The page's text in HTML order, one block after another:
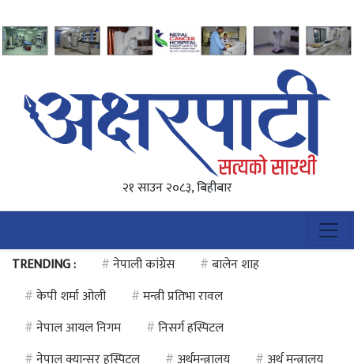
२१ साउन २०८३, बिहीबार
TRENDING : #नेपाली कांग्रेस #बालेन शाह
#केपी शर्मा ओली #मन्त्री प्रतिभा रावल
#नेपाल आयल निगम #निसर्ग हस्पिटल
#नेपाल क्यान्सर हस्पिटल #अर्थमन्त्रालय #अर्थ मन्त्रालय